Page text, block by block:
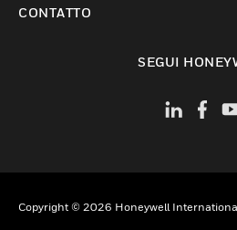
CONTATTO
SEGUI
Copyright © 2026 Honeywell